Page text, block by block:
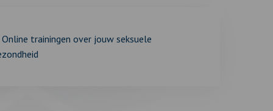
Online trainingen over jouw seksuele